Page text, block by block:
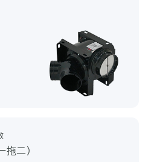
拖二）